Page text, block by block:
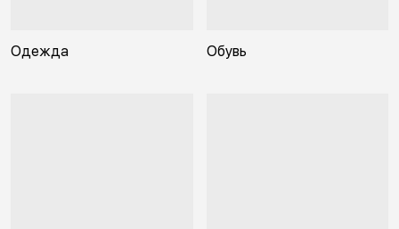
Одежда Обувь